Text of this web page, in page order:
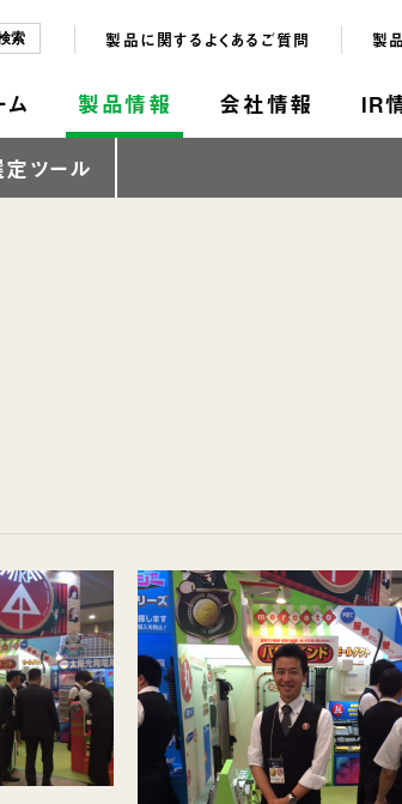
ム 製品情報 会社情報 IR
製品に関するよくあるご質問 製
ツール